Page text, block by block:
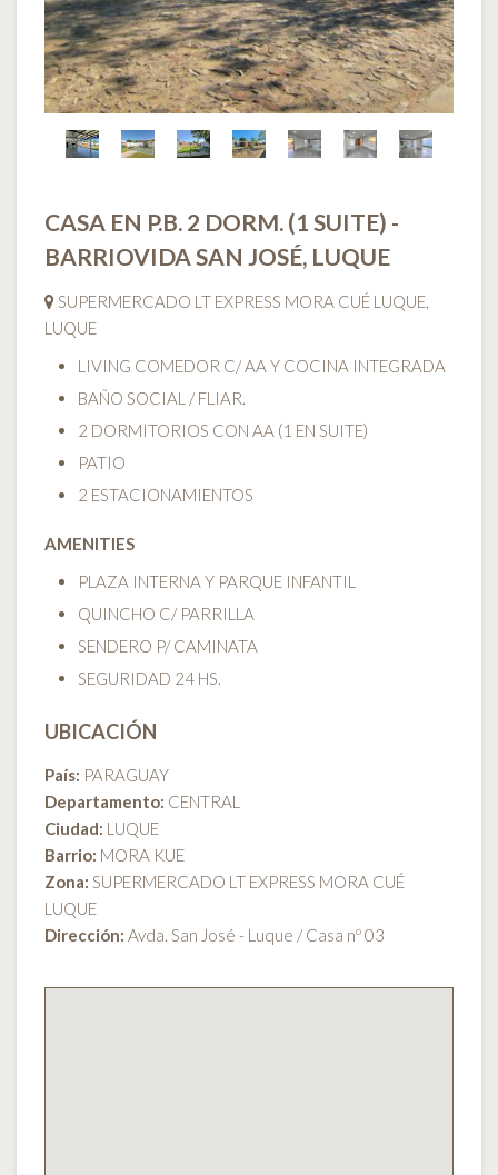
CASA EN P.B. 2 DORM. (1 SUITE) -
BARRIOVIDA SAN JOSÉ, LUQUE
SUPERMERCADO LT EXPRESS MORA CUÉ LUQUE,
LUQUE
LIVING COMEDOR C/ AA Y COCINA INTEGRADA
BAÑO SOCIAL / FLIAR.
2 DORMITORIOS CON AA (1 EN SUITE)
PATIO
2 ESTACIONAMIENTOS
AMENITIES
PLAZA INTERNA Y PARQUE INFANTIL
QUINCHO C/ PARRILLA
SENDERO P/ CAMINATA
SEGURIDAD 24 HS.
UBICACIÓN
País: PARAGUAY
Departamento: CENTRAL
Ciudad: LUQUE
Barrio: MORA KUE
Zona: SUPERMERCADO LT EXPRESS MORA CUÉ
LUQUE
Dirección: Avda. San José - Luque / Casa nº 03